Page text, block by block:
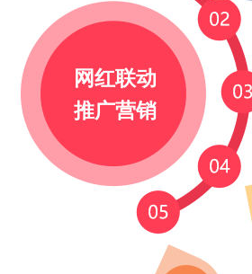
网红联动
推广营销